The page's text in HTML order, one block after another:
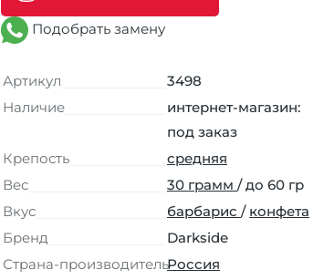
Подобрать замену
Артикул
3498
Наличие
интернет-магазин:
под заказ
Крепость
средняя
Вес
30 грамм / до 60 гр
Вкус
барбарис / конфета
Бренд
Darkside
Страна-производительРоссия